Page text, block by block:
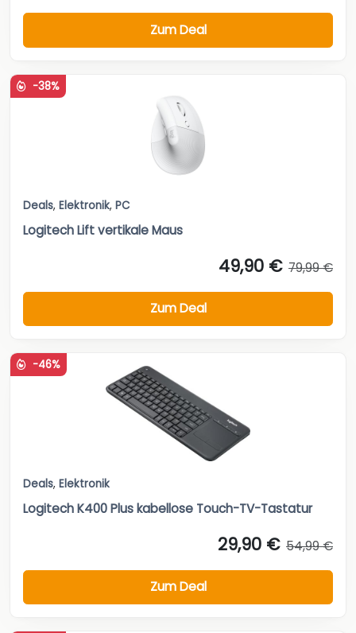
Zum Deal
-38%
Deals, Elektronik, PC
Logitech Lift vertikale Maus
49,90 € 79,99 €
Zum Deal
-46%
Deals, Elektronik
Logitech K400 Plus kabellose Touch-TV-Tastatur
29,90 € 54,99 €
Zum Deal